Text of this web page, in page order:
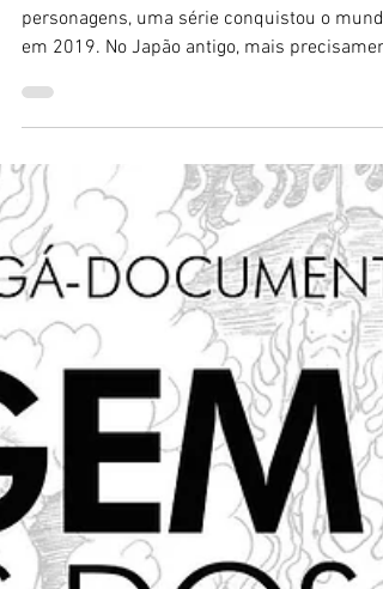
22 de out. de 2021
9 min de leitura
Demon Slayer ~ Kimetsu
no Yaiba: O animê
Com uma animação exuberante e grandes
personagens, uma série conquistou o mundo
em 2019. No Japão antigo, mais
durante o...